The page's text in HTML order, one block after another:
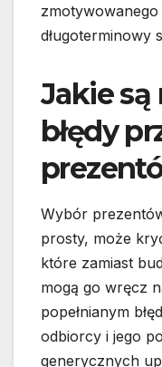
zmotywowanego
długoterminowy
Jakie są
błędy
Wybór
prosty, może
które zamiast
mogą go wręcz
popełnianym
odbiorcy i jego
generycznych